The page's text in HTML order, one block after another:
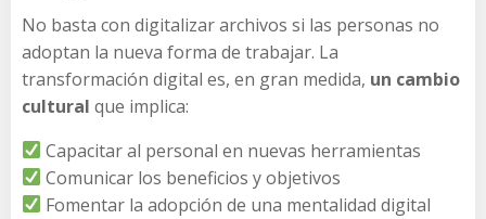
No basta con digitalizar archivos si las personas no
adoptan la nueva forma de trabajar. La
transformación digital es, en gran medida, un cambio
cultural que implica:
Capacitar al personal en nuevas herramientas
Comunicar los beneficios y objetivos
Fomentar la adopción de una mentalidad digital